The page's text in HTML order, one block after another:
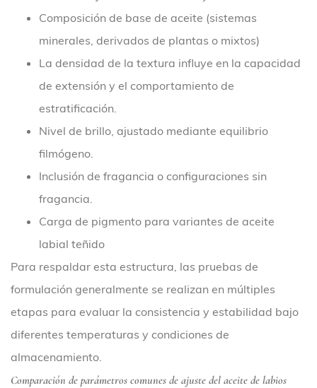
Composición de base de aceite (sistemas
minerales, derivados de plantas o mixtos)
La densidad de la textura influye en la capacidad
de extensión y el comportamiento de
estratificación.
Nivel de brillo, ajustado mediante equilibrio
filmógeno.
Inclusión de fragancia o configuraciones sin
fragancia.
Carga de pigmento para variantes de aceite
labial teñido
Para respaldar esta estructura, las pruebas de
formulación generalmente se realizan en múltiples
etapas para evaluar la consistencia y estabilidad bajo
diferentes temperaturas y condiciones de
almacenamiento.
Comparación de parámetros comunes de ajuste del aceite de labios